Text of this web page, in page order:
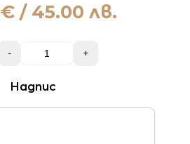
€ / 45.00 лв.
- +
Надпис